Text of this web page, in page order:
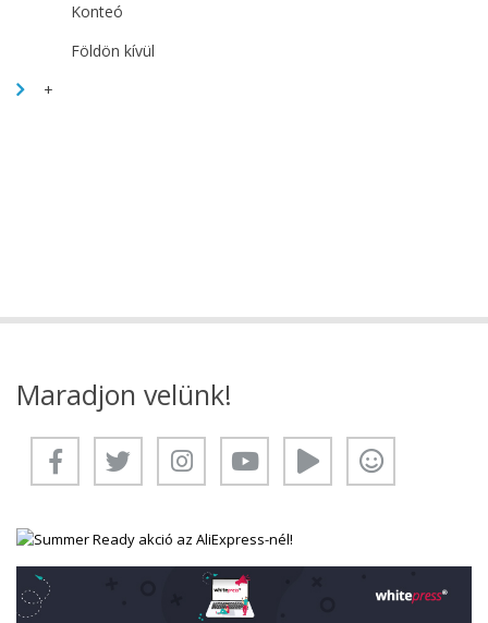
Konteó
Földön kívül
+
Maradjon velünk!